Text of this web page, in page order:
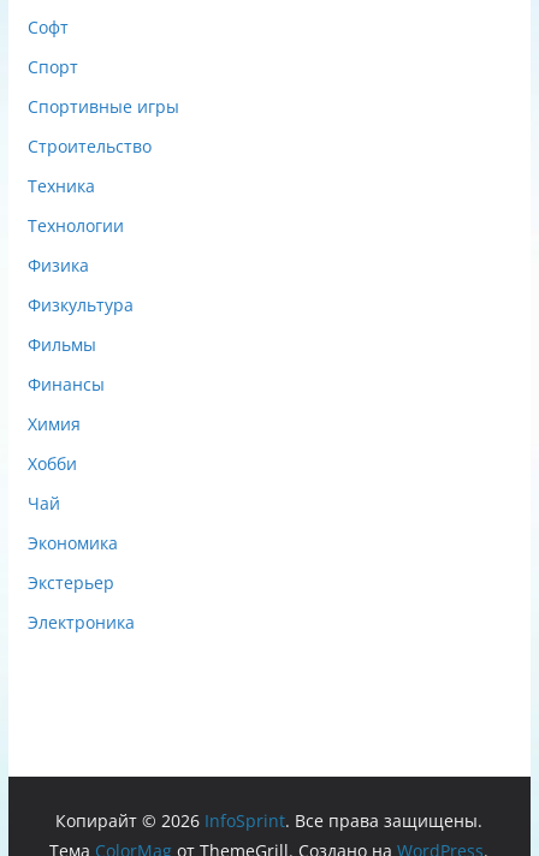
Софт
Спорт
Спортивные игры
Строительство
Техника
Технологии
Физика
Физкультура
Фильмы
Финансы
Химия
Хобби
Чай
Экономика
Экстерьер
Электроника
Копирайт © 2026 InfoSprint. Все права защищены.
Тема ColorMag от ThemeGrill. Создано наWordPress.